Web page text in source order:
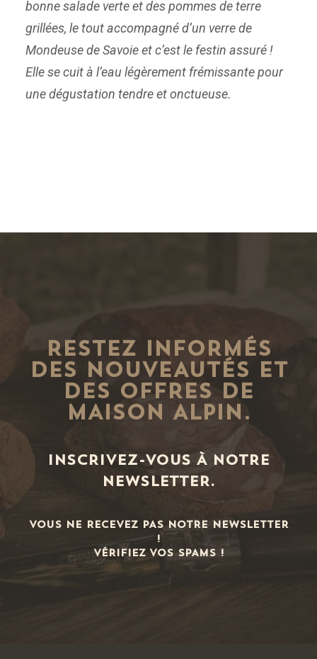
bonne salade verte et des pommes de terre
grillées, le tout accompagné d’un verre de
Mondeuse de Savoie et c’est le festin assuré !
Elle se cuit à l’eau légèrement frémissante pour
une dégustation tendre et onctueuse.
RESTEZ INFORMÉS
DES NOUVEAUTÉS ET
DES OFFRES DE
MAISON ALPIN.
INSCRIVEZ-VOUS À NOTRE
NEWSLETTER.
VOUS NE RECEVEZ PAS NOTRE NEWSLETTER
!
VÉRIFIEZ VOS SPAMS !